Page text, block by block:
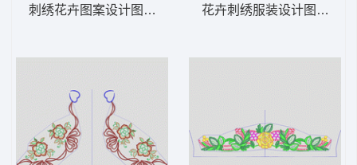
刺绣花卉图案设计图 领 衣边下摆 中东阿拉花卉刺绣服装设计图 领 衣